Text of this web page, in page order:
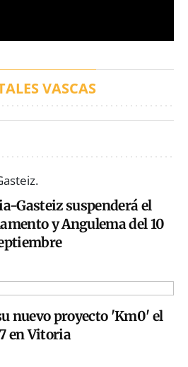
VASCAS
Gasteiz suspenderá el
y Angulema del 10
nuevo proyecto 'Km0' el
en Vitoria